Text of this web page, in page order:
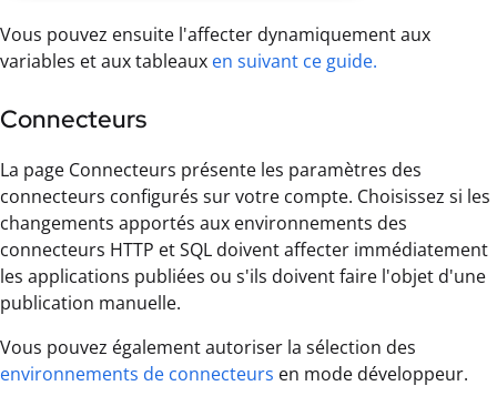
Vous pouvez ensuite l'affecter dynamiquement aux
variables et aux tableaux en suivant ce guide.
Connecteurs
La page Connecteurs présente les paramètres des
connecteurs configurés sur votre compte. Choisissez si les
changements apportés aux environnements des
connecteurs HTTP et SQL doivent affecter immédiatement
les applications publiées ou s'ils doivent faire l'objet d'une
publication manuelle.
Vous pouvez également autoriser la sélection des
environnements de connecteurs en mode développeur.